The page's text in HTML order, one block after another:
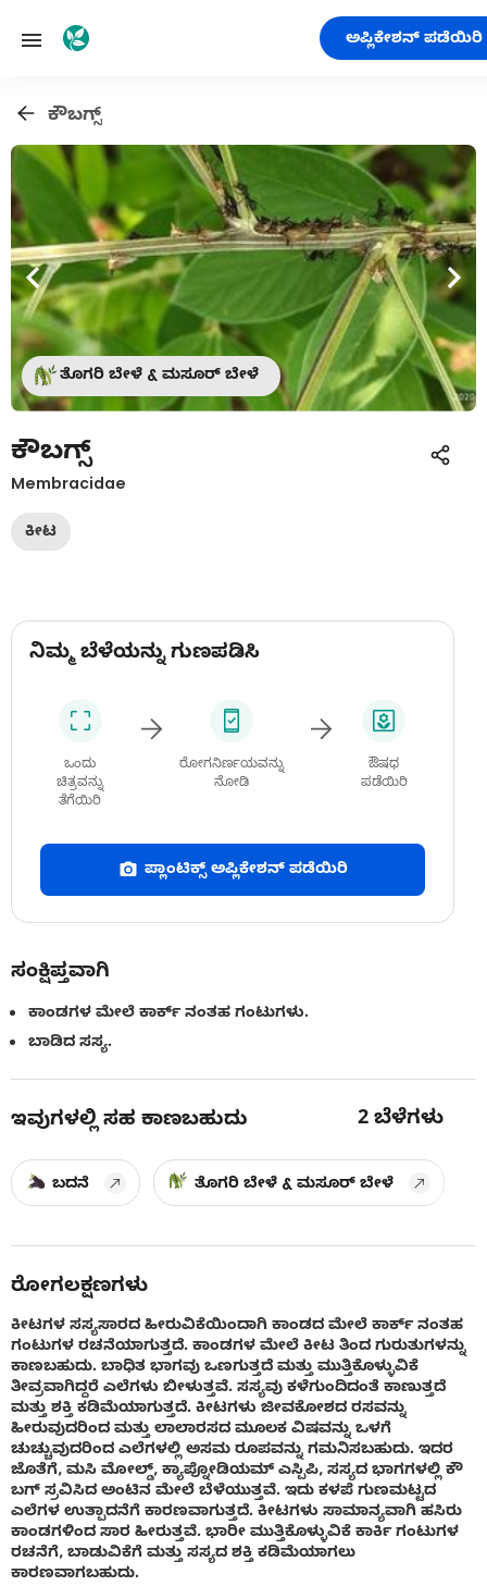
ಅಪ್ಲಿಕೇಶನ್ ಪಡೆಯಿರಿ
ಕೌಬಗ್ಸ್
ತೊಗರಿ ಬೇಳೆ & ಮಸೂರ್ ಬೇಳೆ
ಕೌಬಗ್ಸ್
Membracidae
ಕೀಟ
ನಿಮ್ಮ ಬೆಳೆಯನ್ನು ಗುಣಪಡಿಸಿ
ಒಂದು
ಚಿತ್ರವನ್ನು
ತೆಗೆಯಿರಿ
ರೋಗನಿರ್ಣಯವನ್ನು
ನೋಡಿ
ಔಷಧ
ಪಡೆಯಿರಿ
ಪ್ಲಾಂಟಿಕ್ಸ್ ಅಪ್ಲಿಕೇಶನ್ ಪಡೆಯಿರಿ
ಸಂಕ್ಷಿಪ್ತವಾಗಿ
ಕಾಂಡಗಳ ಮೇಲೆ ಕಾರ್ಕ್ ನಂತಹ ಗಂಟುಗಳು.
ಬಾಡಿದ ಸಸ್ಯ.
ಇವುಗಳಲ್ಲಿ ಸಹ ಕಾಣಬಹುದು 2 ಬೆಳೆಗಳು
ಬದನೆ ತೊಗರಿ ಬೇಳೆ & ಮಸೂರ್ ಬೇಳೆ
ರೋಗಲಕ್ಷಣಗಳು
ಕೀಟಗಳ ಸಸ್ಯಸಾರದ ಹೀರುವಿಕೆಯಿಂದಾಗಿ ಕಾಂಡದ ಮೇಲೆ ಕಾರ್ಕ್ ನಂತಹ
ಗಂಟುಗಳ ರಚನೆಯಾಗುತ್ತದೆ. ಕಾಂಡಗಳ ಮೇಲೆ ಕೀಟ ತಿಂದ ಗುರುತುಗಳನ್ನು
ಕಾಣಬಹುದು. ಬಾಧಿತ ಭಾಗವು ಒಣಗುತ್ತದೆ ಮತ್ತು ಮುತ್ತಿಕೊಳ್ಳುವಿಕೆ
ತೀವ್ರವಾಗಿದ್ದರೆ ಎಲೆಗಳು ಬೀಳುತ್ತವೆ. ಸಸ್ಯವು ಕಳೆಗುಂದಿದಂತೆ ಕಾಣುತ್ತದೆ
ಮತ್ತು ಶಕ್ತಿ ಕಡಿಮೆಯಾಗುತ್ತದೆ. ಕೀಟಗಳು ಜೀವಕೋಶದ ರಸವನ್ನು
ಹೀರುವುದರಿಂದ ಮತ್ತು ಲಾಲಾರಸದ ಮೂಲಕ ವಿಷವನ್ನು ಒಳಗೆ
ಚುಚ್ಚುವುದರಿಂದ ಎಲೆಗಳಲ್ಲಿ ಅಸಮ ರೂಪವನ್ನು ಗಮನಿಸಬಹುದು. ಇದರ
ಜೊತೆಗೆ, ಮಸಿ ಮೋಲ್ಡ್, ಕ್ಯಾಪ್ನೋಡಿಯಮ್ ಎಸ್ಪಿಪಿ, ಸಸ್ಯದ ಭಾಗಗಳಲ್ಲಿ ಕೌ
ಬಗ್ ಸ್ರವಿಸಿದ ಅಂಟಿನ ಮೇಲೆ ಬೆಳೆಯುತ್ತವೆ. ಇದು ಕಳಪೆ ಗುಣಮಟ್ಟದ
ಎಲೆಗಳ ಉತ್ಪಾದನೆಗೆ ಕಾರಣವಾಗುತ್ತದೆ. ಕೀಟಗಳು ಸಾಮಾನ್ಯವಾಗಿ ಹಸಿರು
ಕಾಂಡಗಳಿಂದ ಸಾರ ಹೀರುತ್ತವೆ. ಭಾರೀ ಮುತ್ತಿಕೊಳ್ಳುವಿಕೆ ಕಾರ್ಕಿ ಗಂಟುಗಳ
ರಚನೆಗೆ, ಬಾಡುವಿಕೆಗೆ ಮತ್ತು ಸಸ್ಯದ ಶಕ್ತಿ ಕಡಿಮೆಯಾಗಲು
ಕಾರಣವಾಗಬಹುದು.